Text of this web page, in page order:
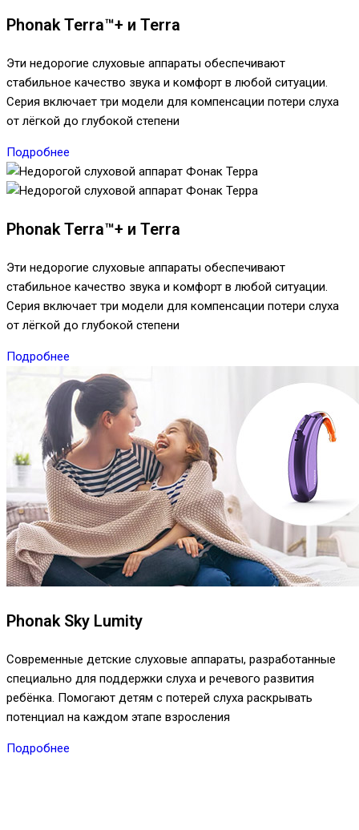
Phonak Terra™+ и Terra
Эти недорогие слуховые аппараты обеспечивают
стабильное качество звука и комфорт в любой ситуации.
Серия включает три модели для компенсации потери слуха
от лёгкой до глубокой степени
Подробнее
Phonak Terra™+ и Terra
Эти недорогие слуховые аппараты обеспечивают
стабильное качество звука и комфорт в любой ситуации.
Серия включает три модели для компенсации потери слуха
от лёгкой до глубокой степени
Подробнее
Phonak Sky Lumity
Современные детские слуховые аппараты, разработанные
специально для поддержки слуха и речевого развития
ребёнка. Помогают детям с потерей слуха раскрывать
потенциал на каждом этапе взросления
Подробнее